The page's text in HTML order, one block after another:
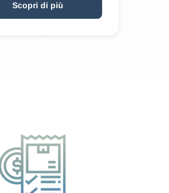
Scopri di più